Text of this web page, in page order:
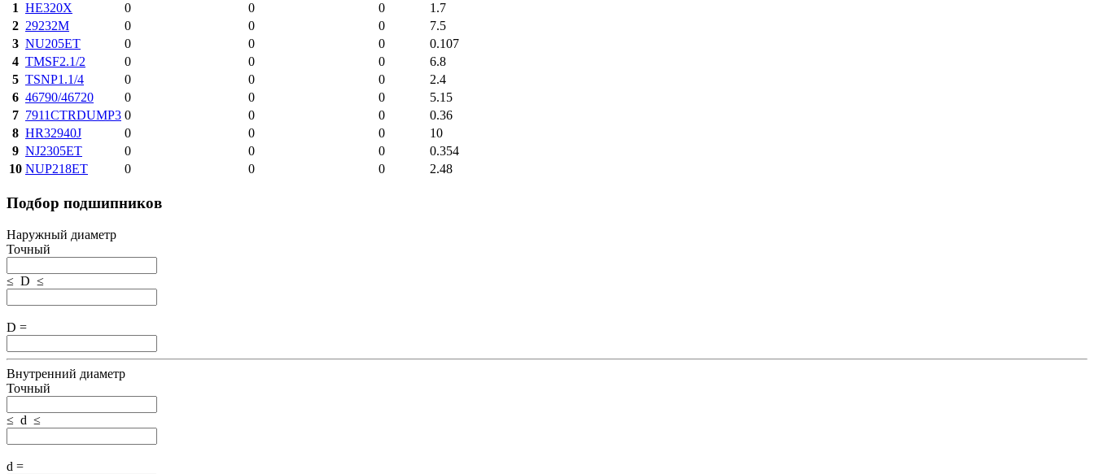
1 HE320X 0 0 0
1.7
2 29232M 0 0 0
7.5
3 NU205ET 0 0 0
0.107
4 TMSF2.1/2 0 0 0
6.8
5 TSNP1.1/4 0 0 0
2.4
6 46790/46720 0 0 0
5.15
7 7911CTRDUMP3 0 0 0
0.36
8 HR32940J 0 0 0
10
9 NJ2305ET 0 0 0
0.354
10 NUP218ET 0 0 0 2.48
Подбор подшипников
Наружный диаметр
Точный
≤ D ≤
D =
Внутренний диаметр
Точный
≤ d ≤
d =